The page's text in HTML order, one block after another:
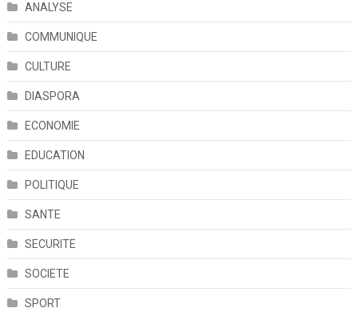
ANALYSE
COMMUNIQUE
CULTURE
DIASPORA
ECONOMIE
EDUCATION
POLITIQUE
SANTE
SECURITE
SOCIETE
SPORT